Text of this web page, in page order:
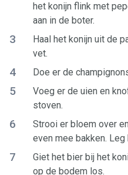
het konijn flink met
aan in de boter.
3
Haal het konijn uit de
vet.
4 Doe er de
5
Voeg er de uien en
stoven.
6
Strooi er bloem over
even mee bakken. Leg
7
Giet het bier bij het
op de bodem los.